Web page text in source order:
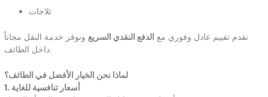
ثلاجات
نقدم تقييم عادل وفوري مع الدفع النقدي السريع ونوفر خدمة النقل مجاناً
داخل الطائف.
لماذا نحن الخيار الأفضل في الطائف؟
1. أسعار تنافسية للغاية